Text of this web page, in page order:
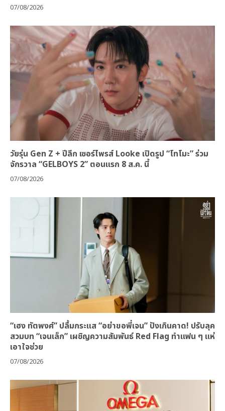
07/08/2026
วัยรุ่น Gen Z + ปีลึก เซอร์ไพรส์ Looke เปิดรูป “โทโมะ” ร่วม
จักรวาล “GELBOYS 2” ตอนแรก 8 ส.ค. นี้
07/08/2026
“เฮง ทัตพงศ์” ปลื้มกระแส “อย่าขอพี่เจน” ปังเกินคาด! ปรับลุค
สวมบท “เจนเล็ก” เผชิญความสัมพันธ์ Red Flag ทำแฟน ๆ แห่
เอาใจช่วย
07/08/2026